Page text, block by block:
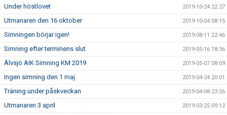
Under höstlovet 2019-10-24 22:27
Utmanaren den 16 oktober 2019-10-04 08:15
Simningen börjar igen! 2019-08-11 22:46
Simning efter terminens slut 2019-05-16 18:36
Älvsjö AIK Simning KM 2019 2019-05-07 08:09
Ingen simning den 1 maj 2019-04-24 20:01
Träning under påskveckan 2019-04-08 23:56
Utmanaren 3 april 2019-03-25 09:12